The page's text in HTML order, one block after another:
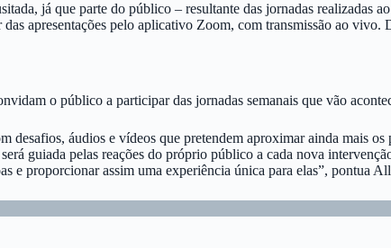
já que parte do público – resultante das jornadas realizadas
apresentações pelo aplicativo Zoom, com transmissão ao
o público a participar das jornadas semanais que vão
áudios e vídeos que pretendem aproximar ainda mais os
guiada pelas reações do próprio público a cada nova
e proporcionar assim uma experiência única para elas”, pontua